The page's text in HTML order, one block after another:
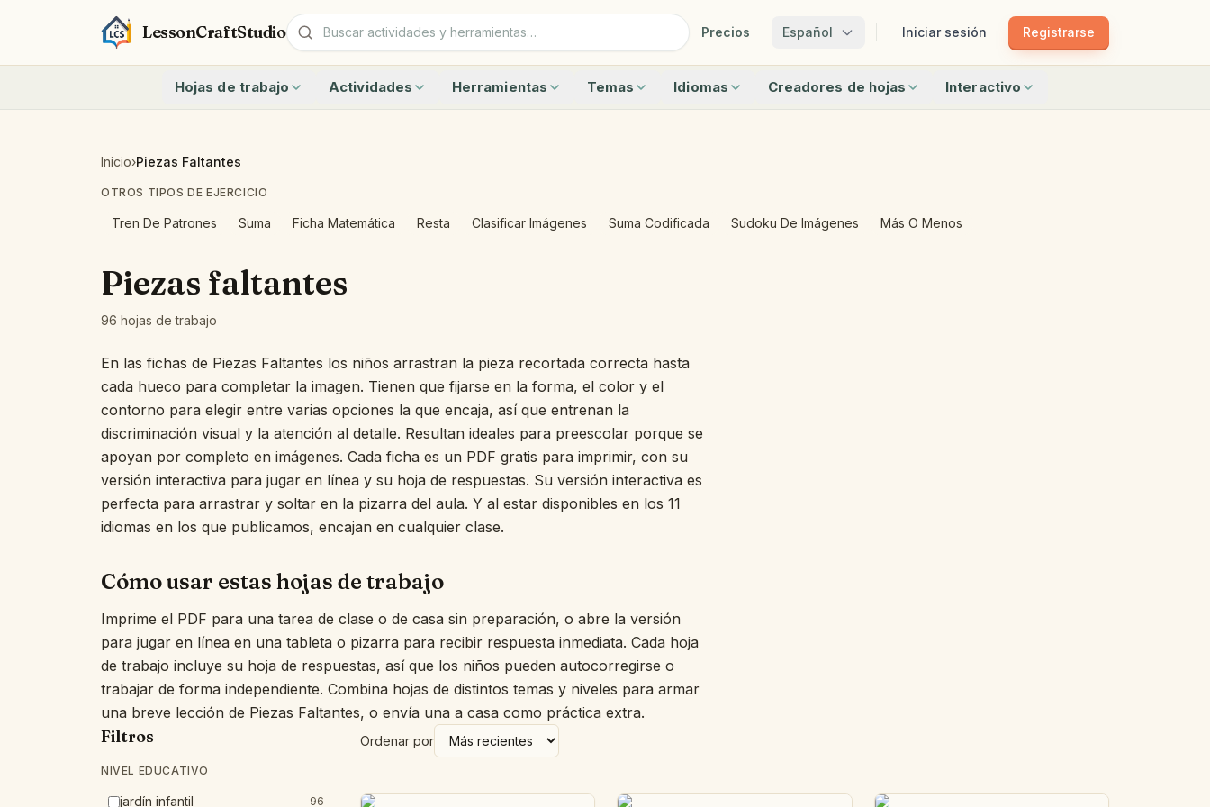
LessonCraftStudio Precios Español Iniciar sesión Registrarse
Hojas de trabajo
Suma
Criptograma
Sopa De Letras
Emparejar
Actividades
Contar hasta 10 con animales — Marco de diez
Sumar y Restar en el Marco de Diez
Identifica la forma — Geometría en preescolar
Herramientas
Marco de diez
Letras magnéticas
Tablero de rincones
Laboratorio de decenas y unidades
Muro de palabras ilustradas
El búho dormilón
¿Cuál no encaja?
El tendedero de cuentos
La cocina de fracciones
El taller de medir
Nuestro día
Palabras con corazón
Palmas y sílabas
El frasco de estimar
Tablero de emociones
Trazo a trazo
Recta numérica abierta
Descomponer números
El pupitre de dictado
Temas
Animales
Clima
Idiomas
Inglés
Creadores de hojas
Suma
Grande O Pequeño
Interactivo
Emparejar
El Intruso
Inicio›Piezas Faltantes
OTROS TIPOS DE EJERCICIO
Tren De Patrones Suma Ficha Matemática Resta Clasificar Imágenes Suma Codificada Sudoku De Imágenes Más O Menos
Piezas faltantes
96 hojas de trabajo
En las fichas de Piezas Faltantes los niños arrastran la pieza recortada correcta hasta
cada hueco para completar la imagen. Tienen que fijarse en la forma, el color y el
contorno para elegir entre varias opciones la que encaja, así que entrenan la
discriminación visual y la atención al detalle. Resultan ideales para preescolar porque se
apoyan por completo en imágenes. Cada ficha es un PDF gratis para imprimir, con su
versión interactiva para jugar en línea y su hoja de respuestas. Su versión interactiva es
perfecta para arrastrar y soltar en la pizarra del aula. Y al estar disponibles en los 11
idiomas en los que publicamos, encajan en cualquier clase.
Cómo usar estas hojas de trabajo
Imprime el PDF para una tarea de clase o de casa sin preparación, o abre la versión
para jugar en línea en una tableta o pizarra para recibir respuesta inmediata. Cada hoja
de trabajo incluye su hoja de respuestas, así que los niños pueden autocorregirse o
trabajar de forma independiente. Combina hojas de distintos temas y niveles para armar
una breve lección de Piezas Faltantes, o envía una a casa como práctica extra.
Filtros
NIVEL EDUCATIVO
jardín infantil 96
Ordenar por